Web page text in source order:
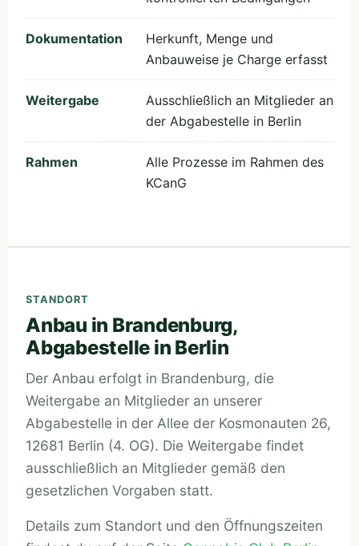
Dokumentation
Herkunft, Menge und
Anbauweise je Charge erfasst
Weitergabe
Ausschließlich an Mitglieder an
der Abgabestelle in Berlin
Rahmen
Alle Prozesse im Rahmen des
KCanG
STANDORT
Anbau in Brandenburg,
Abgabestelle in Berlin
Der Anbau erfolgt in Brandenburg, die
Weitergabe an Mitglieder an unserer
Abgabestelle in der Allee der Kosmonauten 26,
12681 Berlin (4. OG). Die Weitergabe findet
ausschließlich an Mitglieder gemäß den
gesetzlichen Vorgaben statt.
Details zum Standort und den Öffnungszeiten